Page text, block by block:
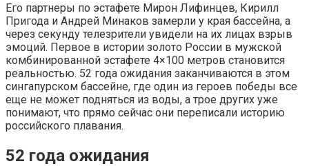
Его партнеры по эстафете Мирон Лифинцев, Кирилл
Пригода и Андрей Минаков замерли у края бассейна, а
через секунду телезрители увидели на их лицах взрыв
эмоций. Первое в истории золото России в мужской
комбинированной эстафете 4×100 метров становится
реальностью. 52 года ожидания заканчиваются в этом
сингапурском бассейне, где один из героев победы все
еще не может подняться из воды, а трое других уже
понимают, что прямо сейчас они переписали историю
российского плавания.
52 года ожидания